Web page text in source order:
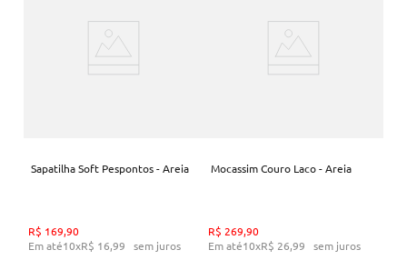
Sapatilha Soft Pespontos - Areia
R$ 169,90
Em até10xR$ 16,99 sem juros
Mocassim Couro Laco - Areia
R$ 269,90
Em até10xR$ 26,99 sem juros